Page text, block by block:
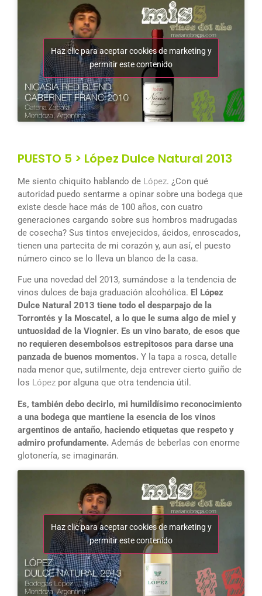
Haz clic para aceptar cookies de marketing y
permitir este contenido
PUESTO 5 > López Dulce Natural 2013
Me siento chiquito hablando de López. ¿Con qué
autoridad puedo sentarme a opinar sobre una bodega que
existe desde hace más de 100 años, con cuatro
generaciones cargando sobre sus hombros madrugadas
de cosecha? Sus tintos envejecidos, ácidos, enroscados,
tienen una partecita de mi corazón y, aun así, el puesto
número cinco se lo lleva un blanco de la casa.
Fue una novedad del 2013, sumándose a la tendencia de
vinos dulces de baja graduación alcohólica. El López
Dulce Natural 2013 tiene todo el desparpajo de la
Torrontés y la Moscatel, a lo que le suma algo de miel y
untuosidad de la Viognier. Es un vino barato, de esos que
no requieren desembolsos estrepitosos para darse una
panzada de buenos momentos. Y la tapa a rosca, detalle
nada menor que, sutilmente, deja entrever cierto guiño de
los López por alguna que otra tendencia útil.
Es, también debo decirlo, mi humildísimo reconocimiento
a una bodega que mantiene la esencia de los vinos
argentinos de antaño, haciendo etiquetas que respeto y
admiro profundamente. Además de beberlas con enorme
glotonería, se imaginarán.
Haz clic para aceptar cookies de marketing y
permitir este contenido